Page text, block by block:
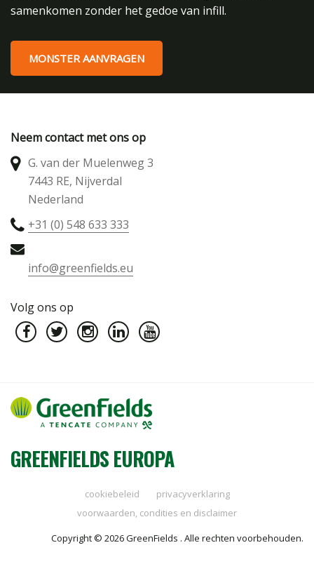
samenkomen zonder het gedoe van infill.
MONSTER AANVRAGEN
Neem contact met ons op
G. van der Muelenweg 3
7443 RE, Nijverdal
Nederland
+31 (0) 548 633 333
info@greenfields.eu
Volg ons op
GREENFIELDS EUROPA
cookiebeleid
privacyverklaring
voorwaarden, condities en disclaimer
Copyright © 2026 GreenFields . Alle rechten voorbehouden.